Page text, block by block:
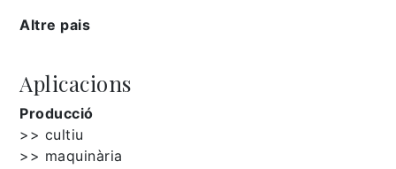
Altre pais
Aplicacions
Producció
>> cultiu
>> maquinària